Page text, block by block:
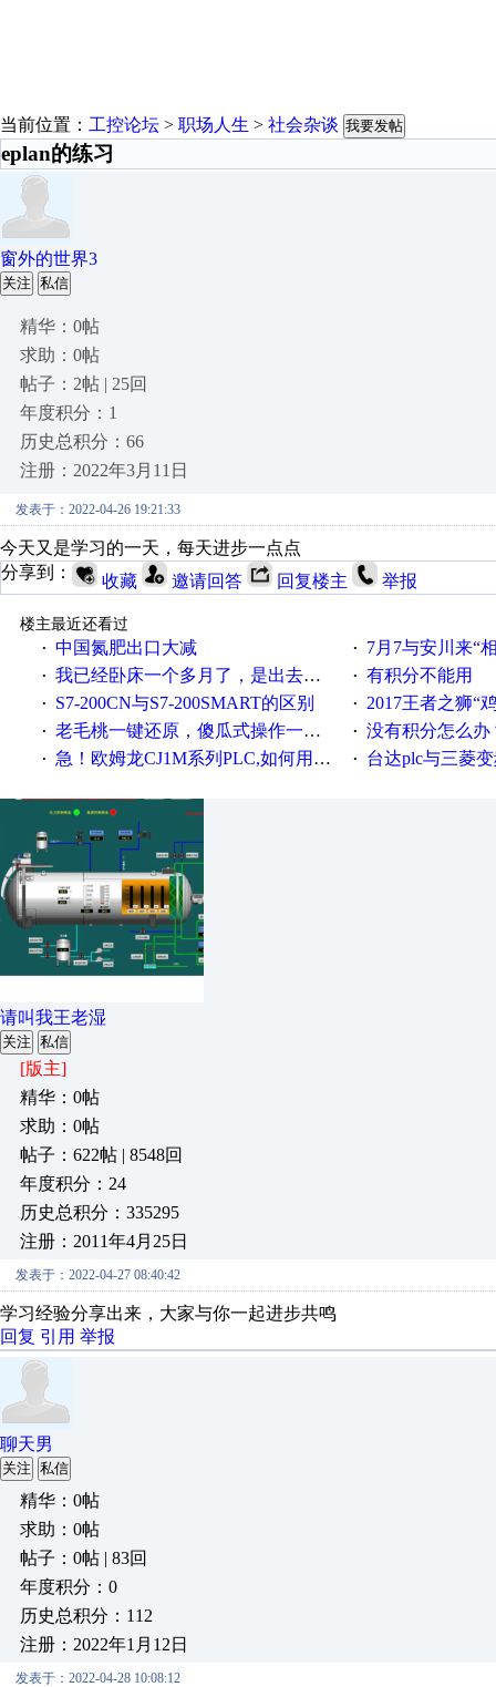
当前位置： 工控论坛 > 职场人生 > 社会杂谈 我要发帖
eplan的练习
窗外的世界3
关注 私信
精华：0帖
求助：0帖
帖子：2帖 | 25回
年度积分：1
历史总积分：66
注册：2022年3月11日
发表于：2022-04-26 19:21:33
今天又是学习的一天，每天进步一点点
分享到：
收藏 邀请回答 回复楼主 举报
楼主最近还看过
· 中国氮肥出口大减 · 7月7与安川来“
· 我已经卧床一个多月了，是出去安装机械手在高速遭遇车祸所致:大家工作都要特别注意啊 · 有积分不能用
· S7-200CN与S7-200SMART的区别 · 2017王者之狮“鸡”情签到
· 老毛桃一键还原，傻瓜式操作一键轻松备份还原；程序为向导式安装，一键即可实现自动备份或还原系统。 · 没有积分怎么办
· 急！欧姆龙CJ1M系列PLC,如何用时间控制变频器。要求时间在组态王中可以自由输入！拜托各位大神了！ · 台达plc与三菱
请叫我王老湿
关注 私信
[版主]
精华：0帖
求助：0帖
帖子：622帖 | 8548回
年度积分：24
历史总积分：335295
注册：2011年4月25日
发表于：2022-04-27 08:40:42
学习经验分享出来，大家与你一起进步共鸣
回复 引用 举报
聊天男
关注 私信
精华：0帖
求助：0帖
帖子：0帖 | 83回
年度积分：0
历史总积分：112
注册：2022年1月12日
发表于：2022-04-28 10:08:12